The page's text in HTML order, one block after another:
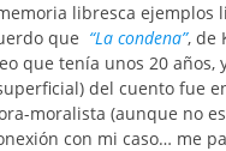
libresca ejemplos
que “La condena”, de
que tenía unos 20 años,
del cuento fue
moralista (aunque no
con mi caso… me